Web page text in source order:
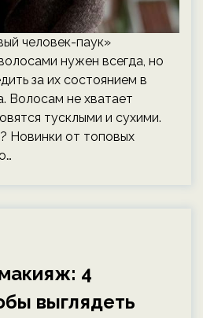
человек-паук»
нужен всегда, но
за их состоянием в
Волосам не хватает
тусклыми и сухими.
Новинки от топовых
4
выглядеть